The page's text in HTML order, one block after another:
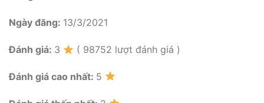
Ngày đăng: 13/3/2021
Đánh giá: 3 ( 98752 lượt đánh giá )
Đánh giá cao nhất: 5